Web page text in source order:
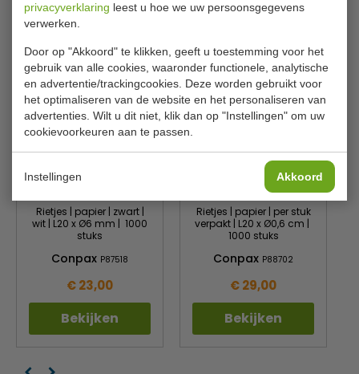
privacyverklaring leest u hoe we uw persoonsgegevens
verwerken.
Door op "Akkoord" te klikken, geeft u toestemming voor het
gebruik van alle cookies, waaronder functionele, analytische
en advertentie/trackingcookies. Deze worden gebruikt voor
het optimaliseren van de website en het personaliseren van
advertenties. Wilt u dit niet, klik dan op "Instellingen" om uw
cookievoorkeuren aan te passen.
Instellingen Akkoord
Is dit iets voor jou?
Rietjes | papier | zwart |
wit | L20 x Ø6 mm | 1000
stuks
Conpax P87518
€ 23,00
Bekijken
Per stuk verpakt
Rietjes | papier | per stuk
verpakt | L20 x Ø0,6 cm |
1000 stuks
Conpax P88702
€ 29,00
Bekijken